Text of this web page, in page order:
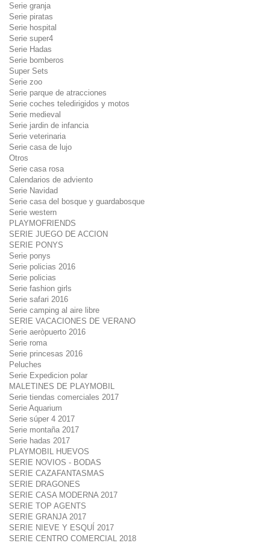
Serie granja
Serie piratas
Serie hospital
Serie super4
Serie Hadas
Serie bomberos
Super Sets
Serie zoo
Serie parque de atracciones
Serie coches teledirigidos y motos
Serie medieval
Serie jardin de infancia
Serie veterinaria
Serie casa de lujo
Otros
Serie casa rosa
Calendarios de adviento
Serie Navidad
Serie casa del bosque y guardabosque
Serie western
PLAYMOFRIENDS
SERIE JUEGO DE ACCION
SERIE PONYS
Serie ponys
Serie policias 2016
Serie policias
Serie fashion girls
Serie safari 2016
Serie camping al aire libre
SERIE VACACIONES DE VERANO
Serie aeròpuerto 2016
Serie roma
Serie princesas 2016
Peluches
Serie Expedicion polar
MALETINES DE PLAYMOBIL
Serie tiendas comerciales 2017
Serie Aquarium
Serie súper 4 2017
Serie montaña 2017
Serie hadas 2017
PLAYMOBIL HUEVOS
SERIE NOVIOS - BODAS
SERIE CAZAFANTASMAS
SERIE DRAGONES
SERIE CASA MODERNA 2017
SERIE TOP AGENTS
SERIE GRANJA 2017
SERIE NIEVE Y ESQUÍ 2017
SERIE CENTRO COMERCIAL 2018